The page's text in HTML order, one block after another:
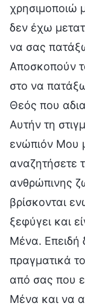
χρησιμοποιώ
δεν έχω
να σας
Αποσκοπούν
στο να
Θεός που
Αυτήν τη
ενώπιόν Μου
αναζητήσετε
ανθρώπινης
βρίσκονται
ξεφύγει και
Μένα. Επειδή
πραγματικά
από σας που
Μένα και να